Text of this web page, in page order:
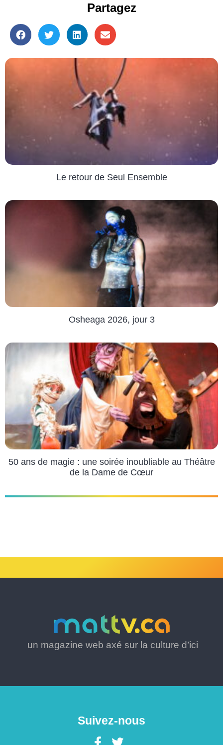
Partagez
Le retour de Seul Ensemble
Osheaga 2026, jour 3
50 ans de magie : une soirée inoubliable au Théâtre
de la Dame de Cœur
un magazine web axé sur la culture d’ici
Suivez-nous